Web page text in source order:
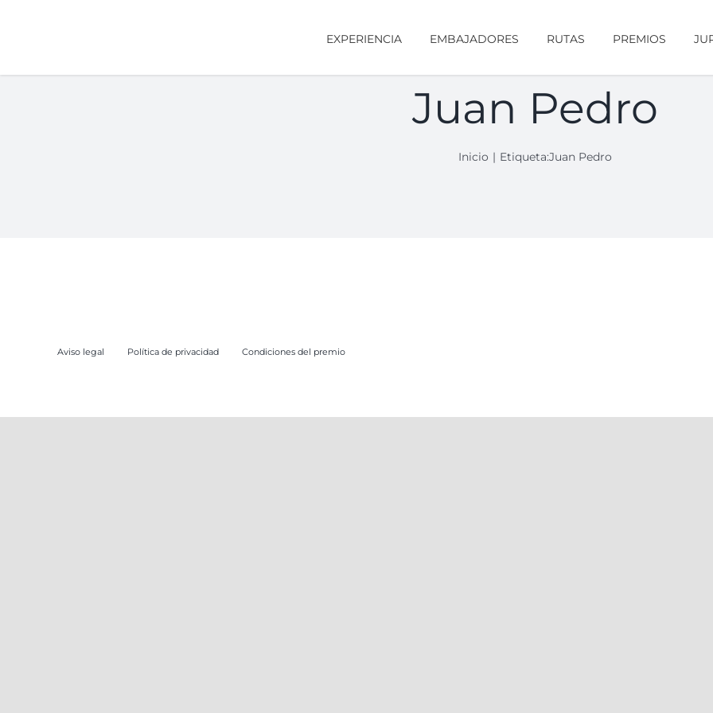
EXPERIENCIA EMBAJADORES RUTAS PREMIOS
Juan Pedro
Inicio Etiqueta:Juan Pedro
Aviso legal Política de privacidad Condiciones del premio